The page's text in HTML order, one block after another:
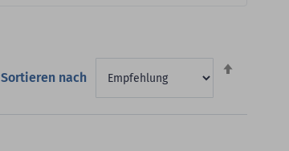
Sortieren nach